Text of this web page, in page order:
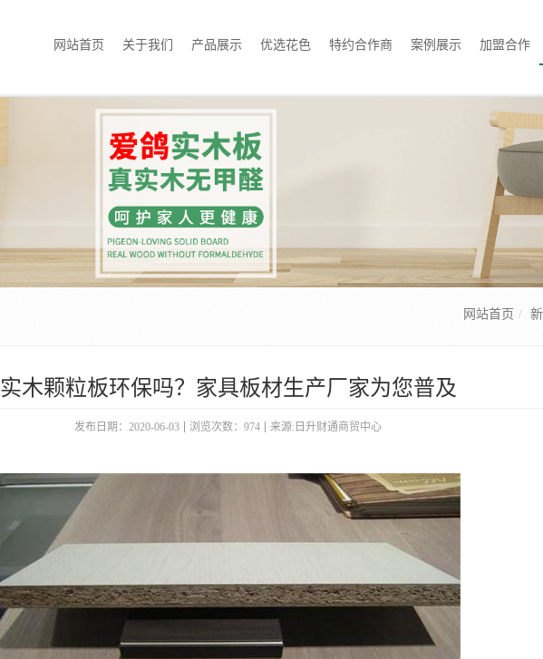
网站首页 关于我们 产品展示 优选花色 特约合作商 案例展示 加盟合作
网站首页
实木颗粒板环保吗？家具板材生产厂家为您普及
发布日期：2020-06-03 浏览次数：974 来源:日升财通商贸中心